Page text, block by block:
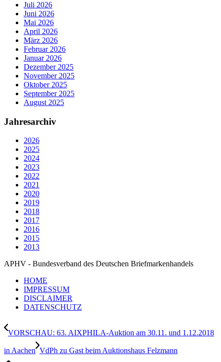
Juli 2026
Juni 2026
Mai 2026
April 2026
März 2026
Februar 2026
Januar 2026
Dezember 2025
November 2025
Oktober 2025
September 2025
August 2025
Jahresarchiv
2026
2025
2024
2023
2022
2021
2020
2019
2018
2017
2016
2015
2013
APHV - Bundesverband des Deutschen Briefmarkenhandels
HOME
IMPRESSUM
DISCLAIMER
DATENSCHUTZ
VORSCHAU: 63. AIXPHILA-Auktion am 30.11. und 1.12.2018
in Aachen VdPh zu Gast beim Auktionshaus Felzmann